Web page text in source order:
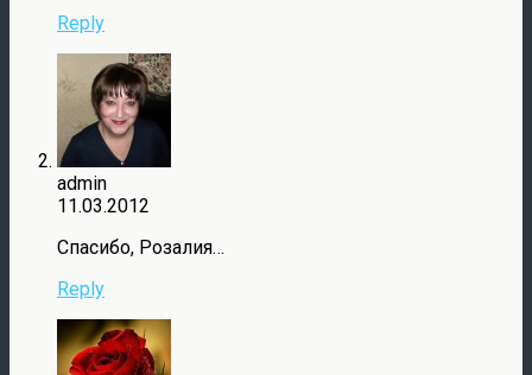
Reply
admin
11.03.2012
Спасибо, Розалия…
Reply